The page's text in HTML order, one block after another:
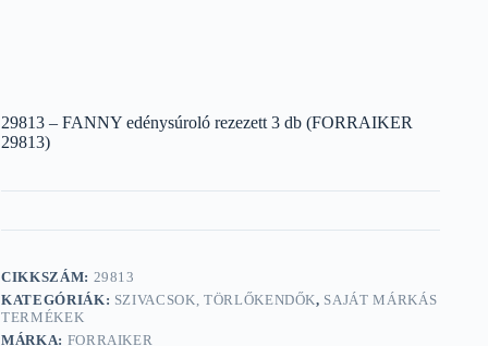
29813 – FANNY edénysúroló rezezett 3 db (FORRAIKER
29813)
CIKKSZÁM: 29813
KATEGÓRIÁK: SZIVACSOK, TÖRLŐKENDŐK, SAJÁT MÁRKÁS
TERMÉKEK
MÁRKA: FORRAIKER